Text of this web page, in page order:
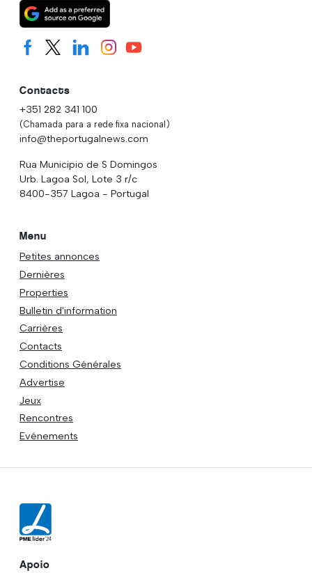
Contacts
+351 282 341 100
(Chamada para a rede fixa nacional)
info@theportugalnews.com
Rua Municipio de S Domingos
Urb. Lagoa Sol, Lote 3 r/c
8400-357 Lagoa - Portugal
Menu
Petites annonces
Dernières
Properties
Bulletin d'information
Carrières
Contacts
Conditions Générales
Advertise
Jeux
Rencontres
Evénements
Apoio